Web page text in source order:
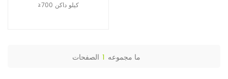
≥700 كيلو داكن
ما مجموعه 1 الصفحات